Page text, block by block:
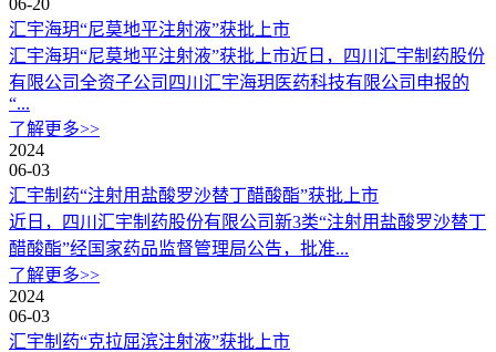
汇宇海玥“尼莫地平注射液”获批上市
汇宇海玥“尼莫地平注射液”获批上市近日，四川汇宇制药股份
有限公司全资子公司四川汇宇海玥医药科技有限公司申报的
“...
了解更多>>
2024
06-03
汇宇制药“注射用盐酸罗沙替丁醋酸酯”获批上市
近日，四川汇宇制药股份有限公司新3类“注射用盐酸罗沙替丁
醋酸酯”经国家药品监督管理局公告，批准...
了解更多>>
2024
06-03
汇宇制药“克拉屈滨注射液”获批上市